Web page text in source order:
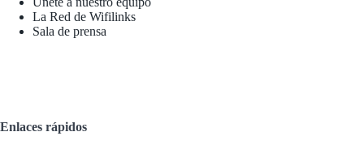
La Red de Wifilinks
Sala de prensa
Enlaces rápidos